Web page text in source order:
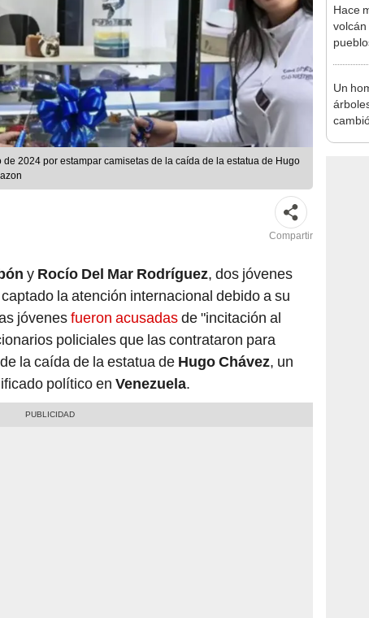
2024 por estampar camisetas de la caída de la estatua de Hugo
Compartir
y Rocío Del Mar Rodríguez , dos jóvenes
la atención internacional debido a su
jóvenes fueron acusadas de "incitación al
policiales que las contrataron para
la caída de la estatua de Hugo Chávez , un
político en Venezuela
hoy
veces